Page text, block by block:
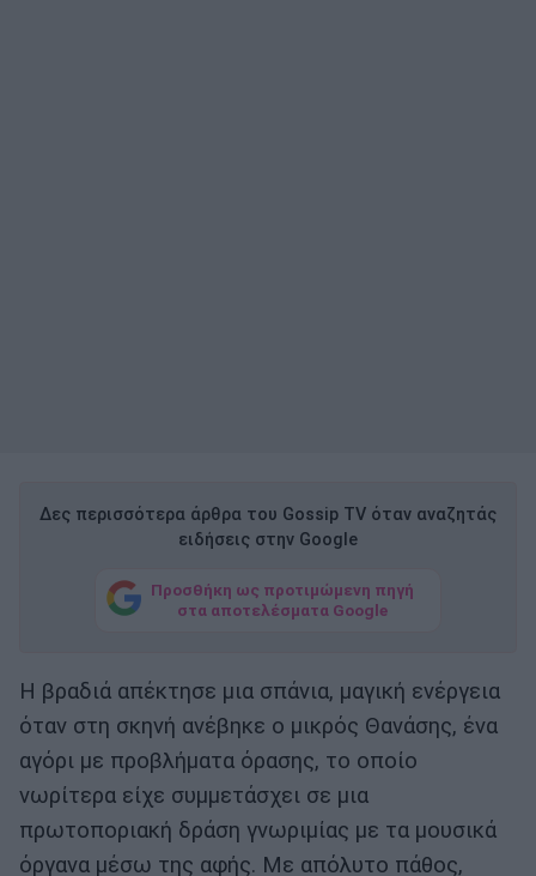
Δες περισσότερα άρθρα του Gossip TV όταν αναζητάς
ειδήσεις στην Google
Προσθήκη ως προτιμώμενη πηγή
στα αποτελέσματα Google
Η βραδιά απέκτησε μια σπάνια, μαγική ενέργεια
όταν στη σκηνή ανέβηκε ο μικρός Θανάσης, ένα
αγόρι με προβλήματα όρασης, το οποίο
νωρίτερα είχε συμμετάσχει σε μια
πρωτοποριακή δράση γνωριμίας με τα μουσικά
όργανα μέσω της αφής. Με απόλυτο πάθος,